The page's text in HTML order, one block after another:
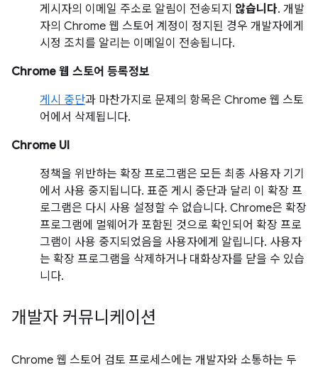
게시자의 이메일 주소로 알림이 전송되지 않습니다. 개발
자의 Chrome 웹 스토어 계정이 정지된 경우 개발자에게
시정 조치를 알리는 이메일이 전송됩니다.
Chrome 웹 스토어 등록정보
게시 중단과 마찬가지로 문제의 항목은 Chrome 웹 스토
어에서 삭제됩니다.
Chrome UI
정책을 위반하는 확장 프로그램은 모든 최종 사용자 기기
에서 사용 중지됩니다. 표준 게시 중단과 달리 이 확장 프
로그램은 다시 사용 설정할 수 없습니다. Chrome은 확장
프로그램에 멀웨어가 포함된 것으로 확인되어 확장 프로
그램이 사용 중지되었음을 사용자에게 알립니다. 사용자
는 확장 프로그램을 삭제하거나 대화상자를 닫을 수 있습
니다.
개발자 커뮤니케이션
Chrome 웹 스토어 검토 프로세스에는 개발자와 소통하는 두